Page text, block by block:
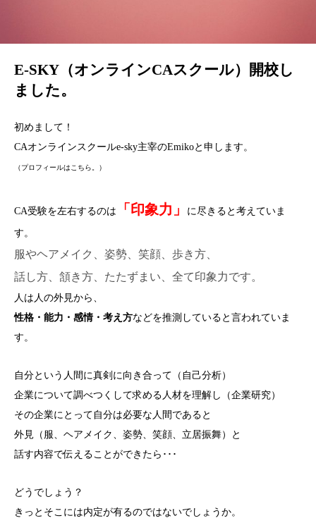
E-SKY（オンラインCAスクール）開校し
ました。
初めまして！
CAオンラインスクールe-sky主宰のEmikoと申します。
（プロフィールはこちら。）
CA受験を左右するのは 「印象力」 に尽きると考えていま
す。
服やヘアメイク、姿勢、笑顔、歩き方、
話し方、頷き方、たたずまい、全て印象力です。
人は人の外見から、
性格・能力・感情・考え方などを推測していると言われていま
す。
自分という人間に真剣に向き合って（自己分析）
企業について調べつくして求める人材を理解し（企業研究）
その企業にとって自分は必要な人間であると
外見（服、ヘアメイク、姿勢、笑顔、立居振舞）と
話す内容で伝えることができたら･･･
どうでしょう？
きっとそこには内定が有るのではないでしょうか。